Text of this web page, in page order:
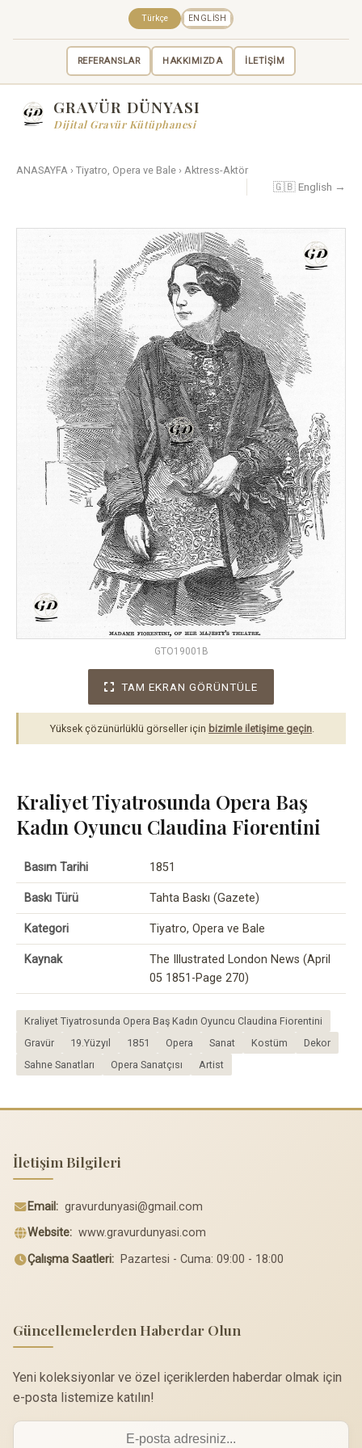
REFERANSLAR HAKKIMIZDA İLETİŞİM
Türkçe ENGLISH
GRAVÜR DÜNYASI
Dijital Gravür Kütüphanesi
ANASAYFA › Tiyatro, Opera ve Bale › Aktress-Aktör
🇬🇧 English →
GTO19001B
TAM EKRAN GÖRÜNTÜLE
Yüksek çözünürlüklü görseller için bizimle iletişime geçin
Kraliyet Tiyatrosunda Opera Baş
Kadın Oyuncu Claudina Fiorentini
Basım Tarihi 1851
Baskı Türü Tahta Baskı (Gazete)
Kategori Tiyatro, Opera ve Bale
Kaynak
The Illustrated London News (April
05 1851-Page 270)
Kraliyet Tiyatrosunda Opera Baş Kadın Oyuncu Claudina Fiorentini
Gravür
19.Yüzyıl 1851 Opera Sanat Kostüm
Dekor
Sahne Sanatları
Opera Sanatçısı Artist
İletişim Bilgileri
Email: gravurdunyasi@gmail.com
Website: www.gravurdunyasi.com
Çalışma Saatleri: Pazartesi - Cuma: 09:00 - 18:00
Güncellemelerden Haberdar Olun
Yeni koleksiyonlar ve özel içeriklerden haberdar olmak için
e-posta listemize katılın!